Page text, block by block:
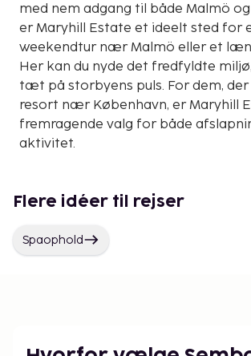
med nem adgang til både Malmö
er Maryhill Estate et ideelt sted for
weekendtur nær Malmö eller et
Her kan du nyde det fredfyldte
tæt på storbyens puls. For dem, der
resort nær København, er Maryhill
fremragende valg for både
aktivitet.
Flere idéer til rejser
Spaophold